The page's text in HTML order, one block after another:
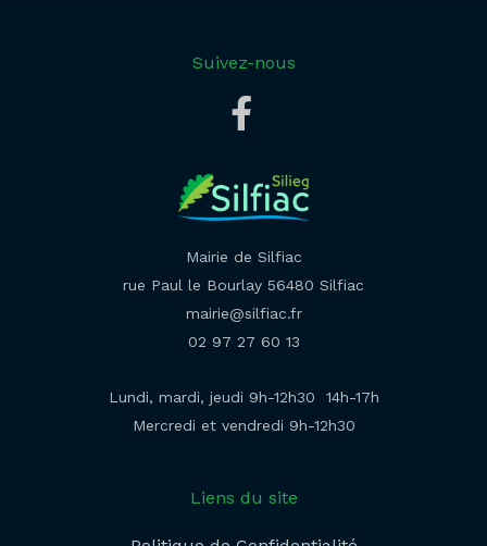
Suivez-nous
Mairie de Silfiac
rue Paul le Bourlay 56480 Silfiac
mairie@silfiac.fr
02 97 27 60 13
Lundi, mardi, jeudi 9h-12h30 14h-17h
Mercredi et vendredi 9h-12h30
Liens du site